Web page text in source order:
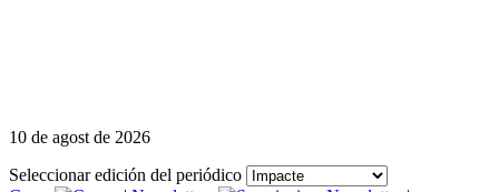
10 de agost de 2026
Seleccionar edición del periódico